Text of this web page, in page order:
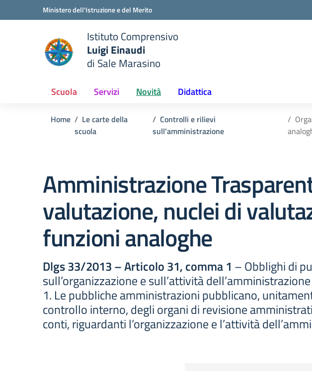
Vai ai contenuti
Vai al menu di navigazioneMinistero dell'Istruzione e del Merito
scuola
Istituto Comprensivo
Luigi Einaudi
di Sale Marasino
Scuola Servizi Novità Didattica
Home
Le carte della
scuola
Controlli e rilievi
sull'amministrazione
Amministrazione
valutazione, nuclei di
funzioni analoghe
Dlgs 33/2013 – Articolo 31, comma 1 – Obblighi di
sull’organizzazione e sull’attività dell’amministrazione
1. Le pubbliche amministrazioni pubblicano,
controllo interno, degli organi di revisione
conti, riguardanti l’organizzazione e l’attività